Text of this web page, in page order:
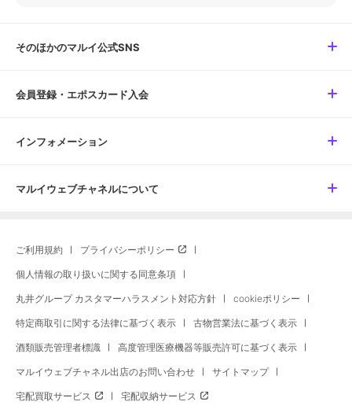
そのほかのマルイ公式SNS
会員登録・エポスカード入会
インフォメーション
マルイウェブチャネルについて
ご利用規約 プライバシーポリシー
個人情報の取り扱いに関する同意条項
丸井グループ カスタマーハラスメント対応方針 cookieポリシー
特定商取引に関する法律に基づく表示 古物営業法に基づく表示
酒類販売管理者標識 高度管理医療機器等販売許可に基づく表示
マルイウェブチャネル出店のお問い合わせ サイトマップ
宅配買取サービス 宅配収納サービス